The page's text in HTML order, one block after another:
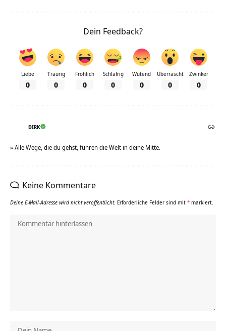
Dein Feedback?
Liebe
0
Traurig
0
Fröhlich
0
Schläfrig
0
Wütend
0
Überrascht
0
Zwinker
0
DIRK
» Alle Wege, die du gehst, führen die Welt in deine Mitte.
Keine Kommentare
Deine E-Mail-Adresse wird nicht veröffentlicht. Erforderliche Felder sind mit * markiert.